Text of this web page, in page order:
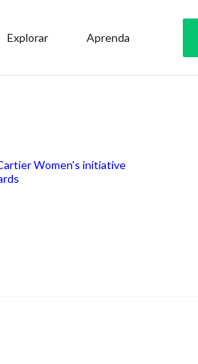
Explorar Aprenda